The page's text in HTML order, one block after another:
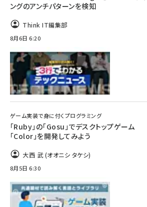
ングのアンチパターンを検知
Think IT編集部
8月6日 6:20
ゲーム実装で身に付くプログラミング
「Ruby」の「Gosu」でデスクトップゲーム
「Color」を開発してみよう
大西 武 (オオニシ タケシ)
8月5日 6:30